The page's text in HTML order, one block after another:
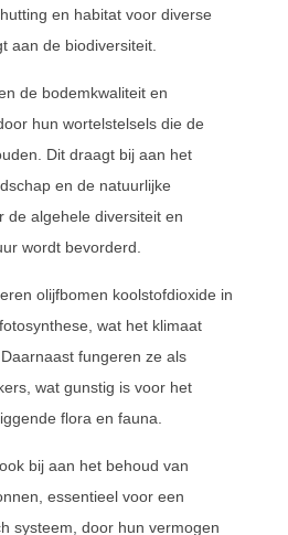
en habitat voor diverse
aan de biodiversiteit.
de bodemkwaliteit en
hun wortelstelsels die de
Dit draagt bij aan het
en de natuurlijke
de algehele diversiteit en
wordt bevorderd.
olijfbomen koolstofdioxide in
wat het klimaat
fungeren ze als
wat gunstig is voor het
flora en fauna.
bij aan het behoud van
essentieel voor een
systeem, door hun vermogen